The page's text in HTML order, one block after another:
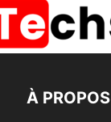
À PROPOS